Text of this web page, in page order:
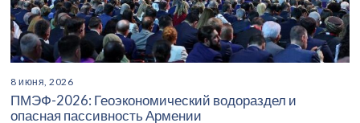
8 июня, 2026
ПМЭФ-2026: Геоэкономический водораздел и
опасная пассивность Армении